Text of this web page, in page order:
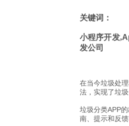
关键词：
小程序开发,
发公司
在当今垃圾处
法，实现了垃
垃圾分类APP
南、提示和反